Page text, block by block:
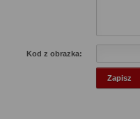
Kod z obrazka: